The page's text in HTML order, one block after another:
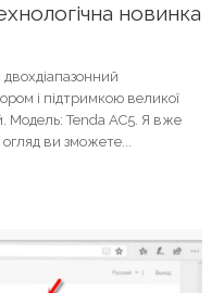
новинка
і підтримкою великої
Модель: Tenda AC5. Я вже
ви зможете...